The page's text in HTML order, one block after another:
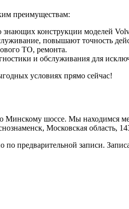
преимуществам:
конструкции моделей
повышают точность
ТО, ремонта.
и обслуживания для
условиях прямо сейчас!
шоссе. Мы находимся
Московская
предварительной записи.